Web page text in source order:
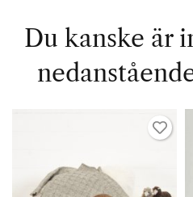
Du kanske är